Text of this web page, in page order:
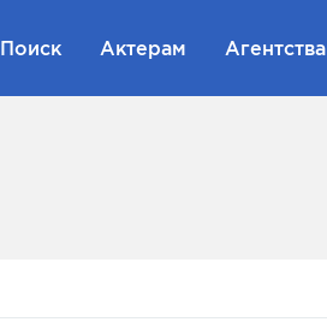
Поиск Актерам Агентства